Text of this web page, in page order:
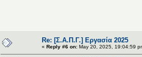
Re: [Σ.Α.Π.Γ.] Εργασία 2025
« Reply #6 on: May 20, 2025, 19:04:59